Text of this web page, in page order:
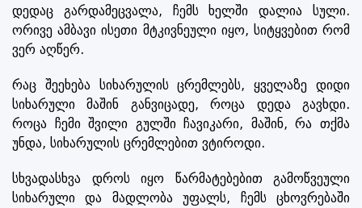
დედაც გარდამეცვალა, ჩემს ხელში დალია სული.
ორივე ამბავი ისეთი მტკივნეული იყო, სიტყვებით რომ
ვერ აღწერ.
რაც შეეხება სიხარულის ცრემლებს, ყველაზე დიდი
სიხარული მაშინ განვიცადე, როცა დედა გავხდი.
როცა ჩემი შვილი გულში ჩავიკარი, მაშინ, რა თქმა
უნდა, სიხარულის ცრემლებით ვტიროდი.
სხვადასხვა დროს იყო წარმატებებით გამოწვეული
სიხარული და მადლობა უფალს, ჩემს ცხოვრებაში